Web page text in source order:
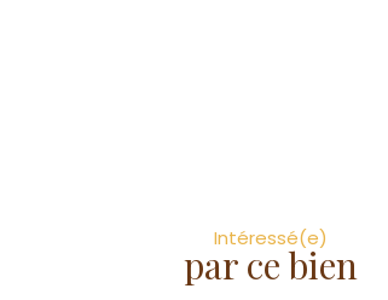
Intéressé(e)
par ce bien